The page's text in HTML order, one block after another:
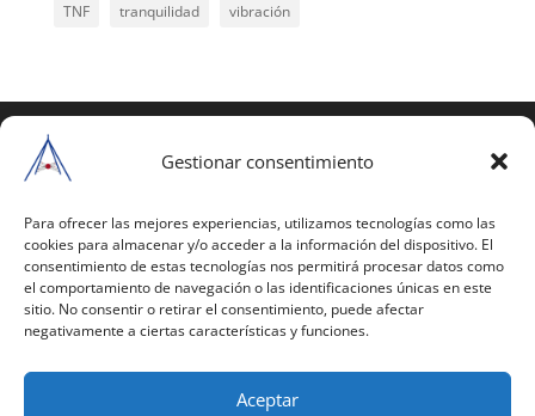
Gestionar consentimiento
Para ofrecer las mejores experiencias, utilizamos tecnologías como las
cookies para almacenar y/o acceder a la información del dispositivo. El
consentimiento de estas tecnologías nos permitirá procesar datos como
el comportamiento de navegación o las identificaciones únicas en este
sitio. No consentir o retirar el consentimiento, puede afectar
negativamente a ciertas características y funciones.
Aceptar
TNF
tranquilidad vibración
reservados
estas páginas o parte de ellas, necesita pedir
autorización por escrito a Mario Gil Sánchez.
Todos los instrumentales están PATENTADOS.
Web inaugurada en 2002 (última actualización en
Política de Privacidad